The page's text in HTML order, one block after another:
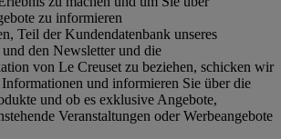
zu informieren
Teil der Kundendatenbank unseres
den Newsletter und die
von Le Creuset zu beziehen, schicken wir
und informieren Sie über die
und ob es exklusive Angebote,
Veranstaltungen oder Werbeangebote